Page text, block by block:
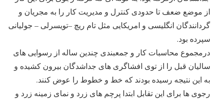
از موضع ضعف تا حدودی کنترل و مدیریت کار را به مجریان و
گردانندگان انگلیسی و امریکایی مثل تام ریچ –تویسرلی – جولیانی
سپرده بود.
درمجموع محاسبات کار و جمعبندی چندین ساله از رسوایی های
سالیان قبل را از توی افشاگری های جداشدگان بیرون کشیده و
به این نتیجه رسیده بودند که خط و خطوط را عوض کنند.
رجوی ها برای این تقابل ابتدا پرچم های زرد و نمای زمینه زرد و